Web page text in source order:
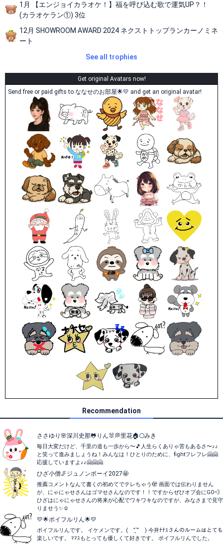
1月 【エンジョイカラオケ！】福を呼び込む歌で運気UP？！
(カラオケラン①) 3位
12月 SHOWROOM AWARD 2024 ネクストトップランカーノミネ
ート
See all trophies
Get original Avatars now!
Send free or paid gifts to ななせのお部屋🌟💛 and get an original avatar!
Recommendation
ささゆり🌸深川史那🐸りん🐰💭里花🏠🌕みき
毎日大変だけど、千里の道も一歩から〜🎵人生らくありゃ苦もあるさ〜♪♪
と笑って進みましょうね！みんなは！ひとりのために、fightフレフレ🤗🤗
応援していますよ♪♪🤗🤗🤗
ひざ小僧🦵ジュノンボーイ2027🤩
推薦コメントなんて書くの初めてでテレちゃう🫣 画面では伝わりません
が、にゃにゃせさんはゴマせさんなのです！！ですからぜひオプ会にGO💨
ひざはにゃにゃせさんの将来が心配でワキワキなのですが、みなさまで見守
りませう✨☺️
💛🌟ポイフルリん🌟💛
ポイフルリんです。 イケメンです。( ˆ̑‵̮ˆ̑ ) 今井ﾅﾅｽさんのルームはとても
楽しいです。 ﾏﾏｽもとっても優しくて好きです。 ポイフルリんでした。